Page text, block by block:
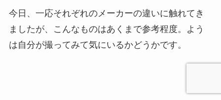
今日、一応それぞれのメーカーの違いに触れてき
ましたが、こんなものはあくまで参考程度。よう
は自分が撮ってみて気にいるかどうかです。